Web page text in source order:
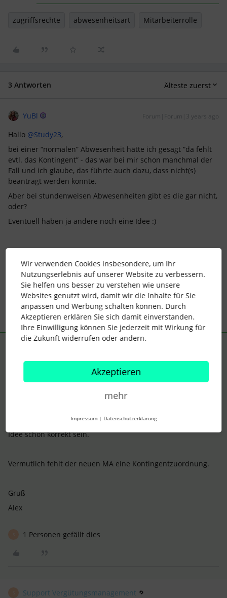
zugriffsrechte abwesenheitsart Mitarbeiterrolle
3 Antworten Älteste zuerst
YuBl Forum|Forum|3 years ago
Hallo @Study23,
bei einer “normalen” Abwesenheit hätte ich gesagt “da fehlt
evtl. das Kontingent” - das war bei mir schon manchmal der
Fall und ich glaube, das führte auch dazu, dass nicht(s)
beantragt werden konnte.
Aber bei stundenweisen Abwesenheiten gibt es die gar nicht,
oder?
Eventuell haben ja andere noch eine Idee :)
VG,
YuBl
1 Personen gefällt dies
es gibt auch stundenweise Abwesenheiten mit
Vom Prinzip sollte da das gleiche gelten, also sollte Deine
Idee schon korrekt sein.
Vermutlich fehlt der neuen MA eine Kontingentzuordnung.
Gruß
Alex
1 Personen gefällt dies
Support Vergütungsmanagement
Wir verwenden Cookies insbesondere, um Ihr
Nutzungserlebnis auf unserer Website zu verbessern.
Sie helfen uns besser zu verstehen wie unsere
Websites genutzt wird, damit wir die Inhalte für Sie
anpassen und Werbung schalten können. Durch
Akzeptieren erklären Sie sich damit einverstanden.
Ihre Einwilligung können Sie jederzeit mit Wirkung für
die Zukunft widerrufen oder ändern.
Akzeptieren
mehr
Impressum | Datenschutzerklärung